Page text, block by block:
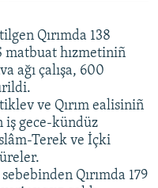
Qırımda 138
matbuat hızmetiniñ
ağı çalışa, 600
ve Qırım ealisiniñ
iş gece-kündüz
Terek ve İçki
Qırımda 179